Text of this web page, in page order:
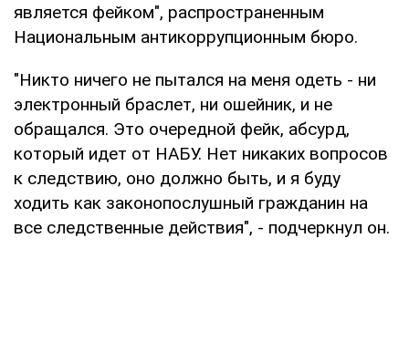
является фейком", распространенным
Национальным антикоррупционным бюро.
"Никто ничего не пытался на меня одеть - ни
электронный браслет, ни ошейник, и не
обращался. Это очередной фейк, абсурд,
который идет от НАБУ. Нет никаких вопросов
к следствию, оно должно быть, и я буду
ходить как законопослушный гражданин на
все следственные действия", - подчеркнул он.